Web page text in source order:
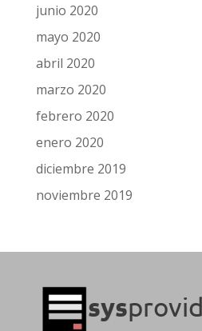
junio 2020
mayo 2020
abril 2020
marzo 2020
febrero 2020
enero 2020
diciembre 2019
noviembre 2019